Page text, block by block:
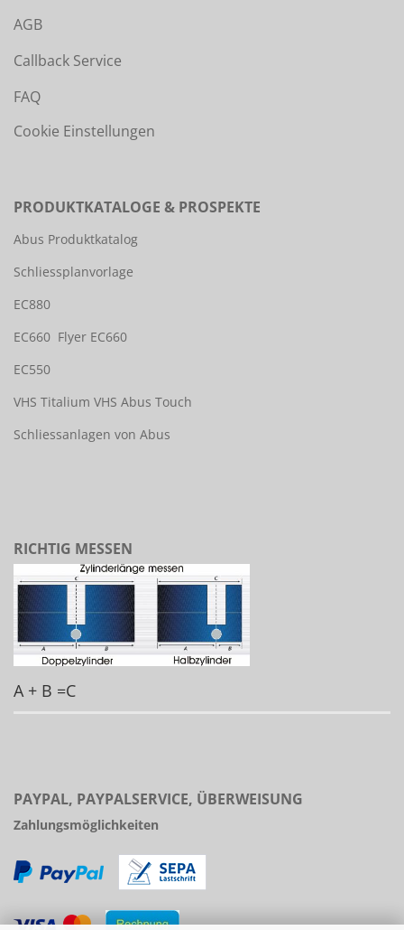
AGB
Callback Service
FAQ
Cookie Einstellungen
PRODUKTKATALOGE & PROSPEKTE
Abus Produktkatalog
Schliessplanvorlage
EC880
EC660 Flyer EC660
EC550
VHS Titalium VHS Abus Touch
Schliessanlagen von Abus
RICHTIG MESSEN
A + B =C
PAYPAL, PAYPALSERVICE, ÜBERWEISUNG
Zahlungsmöglichkeiten